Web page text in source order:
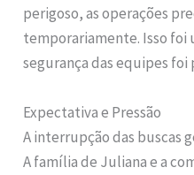
perigoso, as operações
temporariamente. Isso foi
segurança das equipes foi
Expectativa e Pressão
A interrupção das buscas
A família de Juliana e a